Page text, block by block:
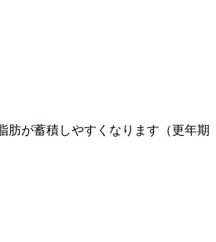
肪が蓄積しやすくなります（更年期